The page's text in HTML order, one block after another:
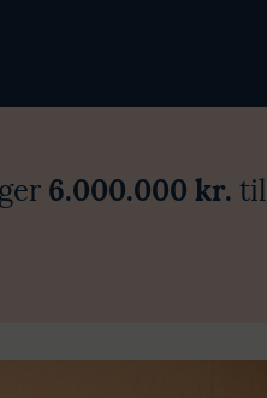
6.000.000 kr. til